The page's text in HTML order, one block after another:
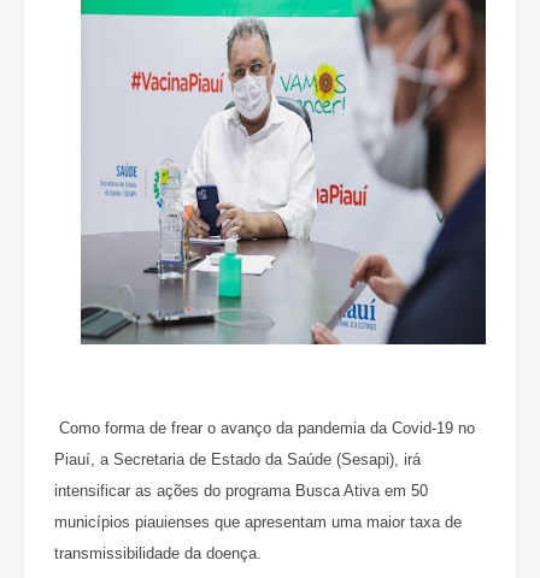
Como forma de frear o avanço da pandemia da Covid-19 no
Piauí, a Secretaria de Estado da Saúde (Sesapi), irá
intensificar as ações do programa Busca Ativa em 50
municípios piauienses que apresentam uma maior taxa de
transmissibilidade da doença.